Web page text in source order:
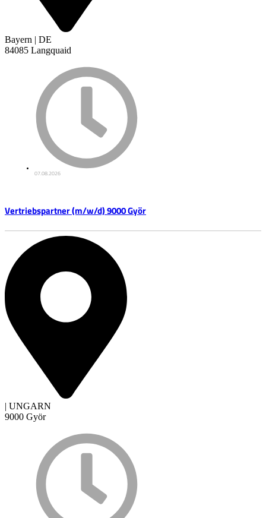
Bayern | DE
84085 Langquaid
07.08.2026
Vertriebspartner (m/w/d) 9000 Györ
| UNGARN
9000 Györ